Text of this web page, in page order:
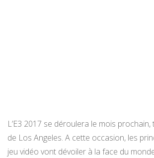
L’E3 2017 se déroulera le mois
de Los Angeles. A cette occasion, les
jeu vidéo vont dévoiler à la face du